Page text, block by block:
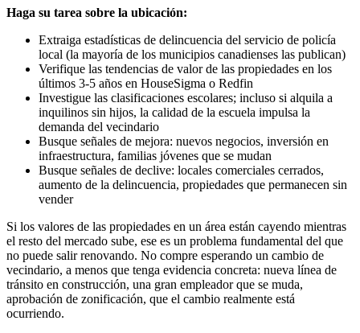
Haga su tarea sobre la ubicación:
Extraiga estadísticas de delincuencia del servicio de policía
local (la mayoría de los municipios canadienses las publican)
Verifique las tendencias de valor de las propiedades en los
últimos 3-5 años en HouseSigma o Redfin
Investigue las clasificaciones escolares; incluso si alquila a
inquilinos sin hijos, la calidad de la escuela impulsa la
demanda del vecindario
Busque señales de mejora: nuevos negocios, inversión en
infraestructura, familias jóvenes que se mudan
Busque señales de declive: locales comerciales cerrados,
aumento de la delincuencia, propiedades que permanecen sin
vender
Si los valores de las propiedades en un área están cayendo mientras
el resto del mercado sube, ese es un problema fundamental del que
no puede salir renovando. No compre esperando un cambio de
vecindario, a menos que tenga evidencia concreta: nueva línea de
tránsito en construcción, una gran empleador que se muda,
aprobación de zonificación, que el cambio realmente está
ocurriendo.